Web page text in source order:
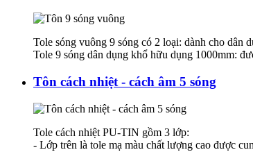
Tole sóng vuông 9 sóng có 2 loại: dành cho dân
Tole 9 sóng dân dụng khổ hữu dụng 1000mm:
Tôn cách nhiệt - cách âm 5 sóng
Tole cách nhiệt PU-TIN gồm 3 lớp:
- Lớp trên là tole mạ màu chất lượng cao được